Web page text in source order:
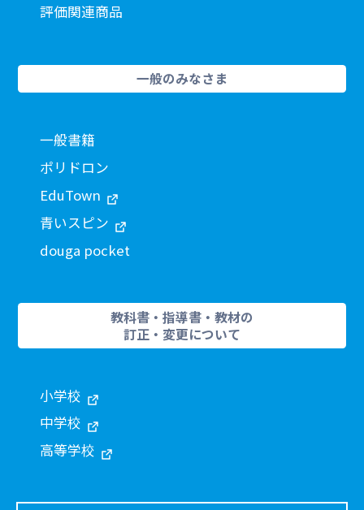
評価関連商品
一般のみなさま
一般書籍
ポリドロン
EduTown
青いスピン
douga pocket
教科書・指導書・教材の
訂正・変更について
小学校
中学校
高等学校